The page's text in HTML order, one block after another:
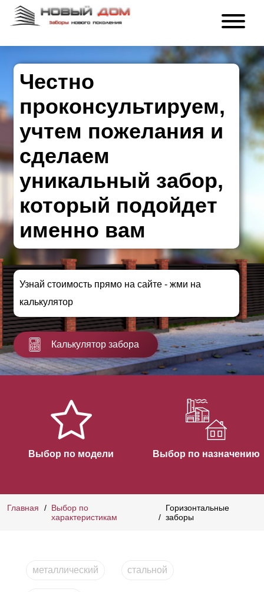
Честно
проконсультируем,
учтем пожелания и
сделаем
уникальный забор,
который подойдет
именно вам
Узнай стоимость прямо на сайте - жми на
калькулятор
Калькулятор забора
Выбор по модели Выбор по назначению
Главная
Выбор по
характеристикам
Горизонтальные
заборы
металлический стальной